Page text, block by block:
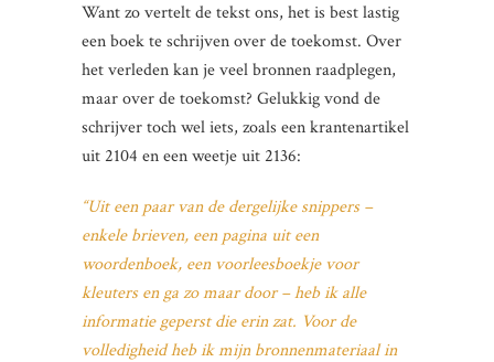
Want zo vertelt de tekst ons, het is best lastig
een boek te schrijven over de toekomst. Over
het verleden kan je veel bronnen raadplegen,
maar over de toekomst? Gelukkig vond de
schrijver toch wel iets, zoals een krantenartikel
uit 2104 en een weetje uit 2136:
“Uit een paar van de dergelijke snippers –
enkele brieven, een pagina uit een
woordenboek, een voorleesboekje voor
kleuters en ga zo maar door – heb ik alle
informatie geperst die erin zat. Voor de
volledigheid heb ik mijn bronnenmateriaal in